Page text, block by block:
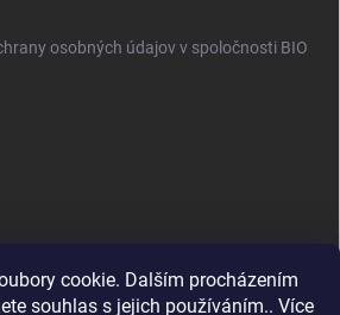
cookie. Dalším procházením
souhlas s jejich používáním.. Více
osobných údajov v spoločnosti BIO